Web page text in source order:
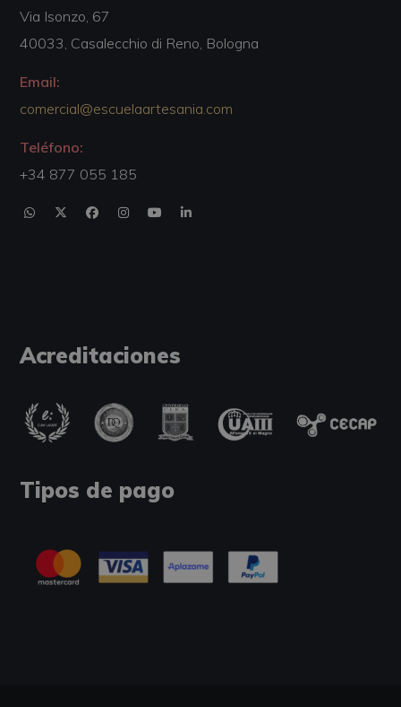
Via Isonzo, 67
40033, Casalecchio di Reno, Bologna
Email:
comercial@escuelaartesania.com
Teléfono:
+34 877 055 185
Acreditaciones
Tipos de pago